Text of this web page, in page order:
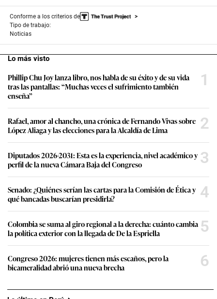
Conforme a los criterios de
Tipo de trabajo:
Noticias
Lo más visto
Phillip Chu Joy lanza libro, nos habla de su éxito y de su vida
tras las pantallas: “Muchas veces el sufrimiento también
enseña”
1
Rafael, amor al chancho, una crónica de Fernando Vivas sobre
López Aliaga y las elecciones para la Alcaldía de Lima
2
Diputados 2026-2031: Esta es la experiencia, nivel académico y
perfil de la nueva Cámara Baja del Congreso
3
Senado: ¿Quiénes serían las cartas para la Comisión de Ética y
qué bancadas buscarían presidirla?
4
Colombia se suma al giro regional a la derecha: cuánto cambia
la política exterior con la llegada de De la Espriella
5
Congreso 2026: mujeres tienen más escaños, pero la
bicameralidad abrió una nueva brecha
6